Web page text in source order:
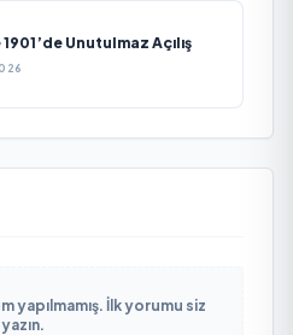
Unutulmaz Açılış
yapılmamış. İlk yorumu siz
yazın.